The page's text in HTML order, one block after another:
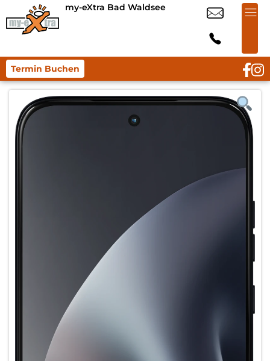
my-eXtra Bad Waldsee
Termin Buchen